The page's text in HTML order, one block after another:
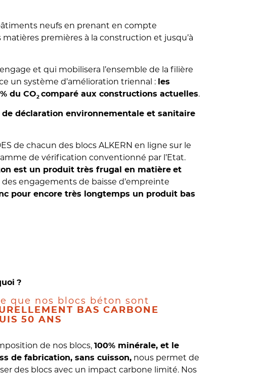
neufs en prenant en compte
matières premières à la construction et jusqu’à
et qui mobilisera l’ensemble de la filière
un système d’amélioration triennal : les
du CO2 comparé aux constructions actuelles.
de déclaration environnementale et sanitaire
de chacun des blocs ALKERN en ligne sur le
de vérification conventionné par l’Etat.
est un produit très frugal en matière et
engagements de baisse d’empreinte
pour encore très longtemps un produit bas
?
que nos blocs béton sont
BAS CARBONE
50 ANS
de nos blocs, 100% minérale, et le
de fabrication, sans cuisson, nous permet de
des blocs avec un impact carbone limité. Nos